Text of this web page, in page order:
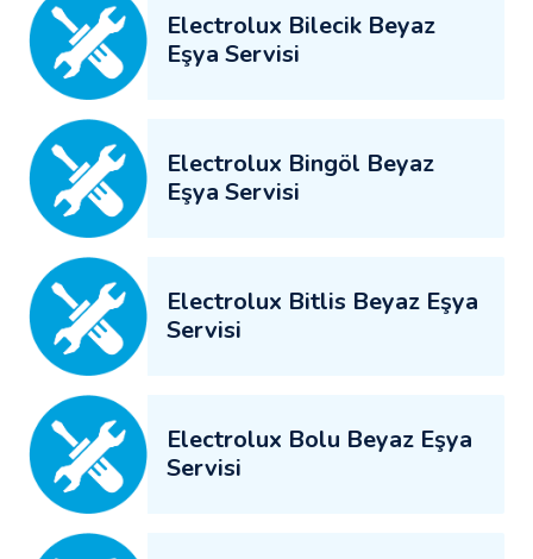
Electrolux Bilecik Beyaz
Eşya Servisi
Electrolux Bingöl Beyaz
Eşya Servisi
Electrolux Bitlis Beyaz Eşya
Servisi
Electrolux Bolu Beyaz Eşya
Servisi